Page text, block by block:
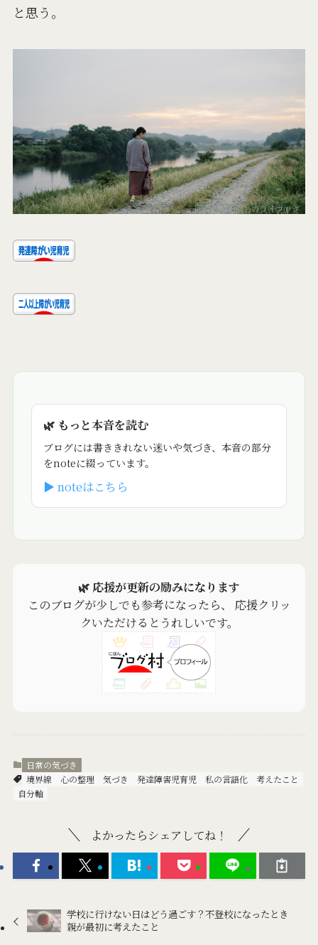
と思う。
🌿 もっと本音を読む
ブログには書ききれない迷いや気づき、本音の部分
をnoteに綴っています。
▶ noteはこちら
🌿 応援が更新の励みになります
このブログが少しでも参考になったら、 応援クリッ
クいただけるとうれしいです。
日常の気づき
境界線
心の整理 気づき 発達障害児育児 私の言語化
考えたこと
自分軸
よかったらシェアしてね！
学校に行けない日はどう過ごす？不登校になったとき
親が最初に考えたこと